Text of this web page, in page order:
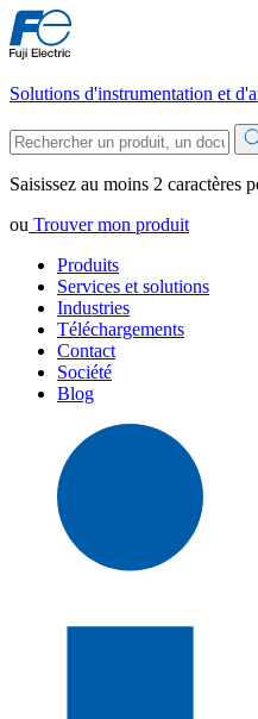
Solutions d'instrumentation et
Saisissez au moins 2 caractères
ou Trouver mon produit
Produits
Services et solutions
Industries
Téléchargements
Contact
Société
Blog